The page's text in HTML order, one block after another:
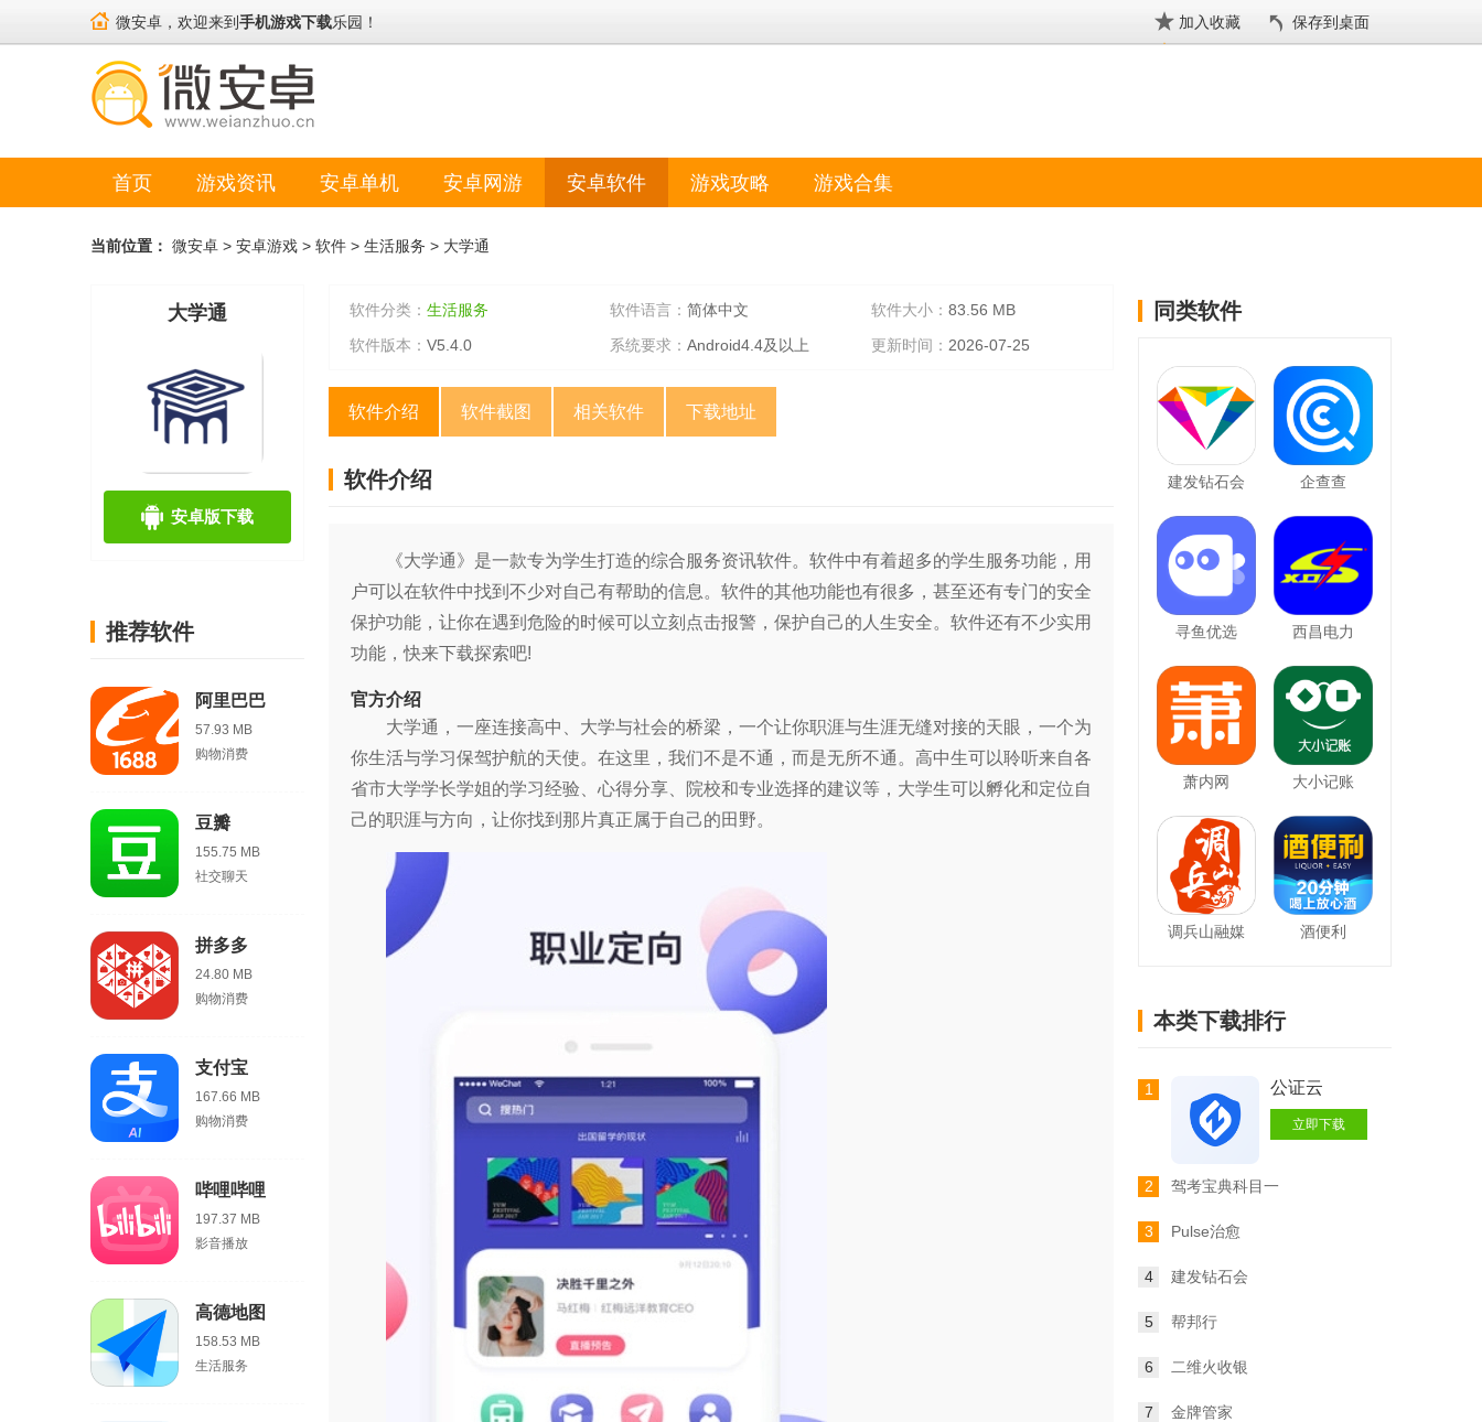
微安卓，欢迎来到手机游戏下载乐园！ 加入收藏 保存到桌面
首页 游戏资讯 安卓单机 安卓网游 安卓软件 游戏攻略 游戏合集
当前位置： 微安卓 > 安卓游戏 > 软件 > 生活服务 > 大学通
大学通
安卓版下载
推荐软件
阿里巴巴
57.93 MB
购物消费
豆瓣
155.75 MB
社交聊天
拼多多
24.80 MB
购物消费
支付宝
167.66 MB
购物消费
哔哩哔哩
197.37 MB
影音播放
高德地图
158.53 MB
生活服务
软件分类： 生活服务 软件语言：简体中文 软件大小： 83.56 MB
软件版本： V5.4.0 系统要求：Android4.4及以上 更新时间： 2026-07-25
软件介绍 软件截图 相关软件 下载地址
软件介绍
《大学通》是一款专为学生打造的综合服务资讯软件。软件中有着超多的学生服务功能，用
户可以在软件中找到不少对自己有帮助的信息。软件的其他功能也有很多，甚至还有专门的安全
保护功能，让你在遇到危险的时候可以立刻点击报警，保护自己的人生安全。软件还有不少实用
功能，快来下载探索吧!
官方介绍
大学通，一座连接高中、大学与社会的桥梁，一个让你职涯与生涯无缝对接的天眼，一个为
你生活与学习保驾护航的天使。在这里，我们不是不通，而是无所不通。高中生可以聆听来自各
省市大学学长学姐的学习经验、心得分享、院校和专业选择的建议等，大学生可以孵化和定位自
己的职涯与方向，让你找到那片真正属于自己的田野。
同类软件
建发钻石会 企查查
寻鱼优选 西昌电力
萧内网 大小记账
调兵山融媒 酒便利
本类下载排行
1 公证云
立即下载
2 驾考宝典科目一
3 Pulse治愈
4 建发钻石会
5 帮邦行
6 二维火收银
7 金牌管家